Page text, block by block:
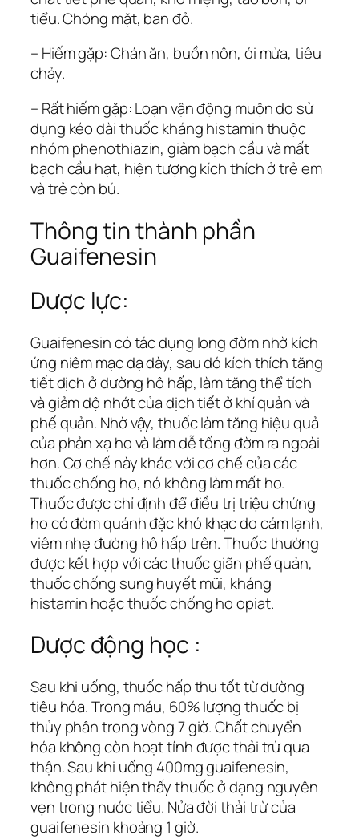
tiểu. Chóng mặt, ban đỏ.
– Hiếm gặp: Chán ăn, buồn nôn, ói mửa, tiêu
chảy.
– Rất hiếm gặp: Loạn vận động muộn do sử
dụng kéo dài thuốc kháng histamin thuộc
nhóm phenothiazin, giảm bạch cầu và mất
bạch cầu hạt, hiện tượng kích thích ở trẻ em
và trẻ còn bú.
Thông tin thành phần
Guaifenesin
Dược lực:
Guaifenesin có tác dụng long đờm nhờ kích
ứng niêm mạc dạ dày, sau đó kích thích tăng
tiết dịch ở đường hô hấp, làm tăng thể tích
và giảm độ nhớt của dịch tiết ở khí quản và
phế quản. Nhờ vậy, thuốc làm tăng hiệu quả
của phản xạ ho và làm dễ tống đờm ra ngoài
hơn. Cơ chế này khác với cơ chế của các
thuốc chống ho, nó không làm mất ho.
Thuốc được chỉ định để điều trị triệu chứng
ho có đờm quánh đặc khó khạc do cảm lạnh,
viêm nhẹ đường hô hấp trên. Thuốc thường
được kết hợp với các thuốc giãn phế quản,
thuốc chống sung huyết mũi, kháng
histamin hoặc thuốc chống ho opiat.
Dược động học :
Sau khi uống, thuốc hấp thu tốt từ đường
tiêu hóa. Trong máu, 60% lượng thuốc bị
thủy phân trong vòng 7 giờ. Chất chuyển
hóa không còn hoạt tính được thải trừ qua
thận. Sau khi uống 400mg guaifenesin,
không phát hiện thấy thuốc ở dạng nguyên
vẹn trong nước tiểu. Nửa đời thải trừ của
guaifenesin khoảng 1 giờ.